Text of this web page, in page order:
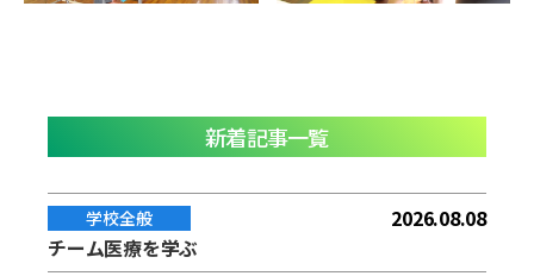
新着記事一覧
学校全般
2026.08.08
チーム医療を学ぶ